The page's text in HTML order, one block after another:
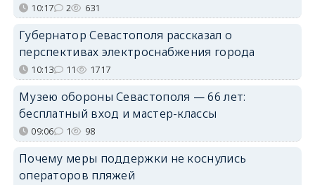
10:17 2 631
Губернатор Севастополя рассказал о
перспективах электроснабжения города
10:13 11 1717
Музею обороны Севастополя — 66 лет:
бесплатный вход и мастер-классы
09:06 1 98
Почему меры поддержки не коснулись
операторов пляжей